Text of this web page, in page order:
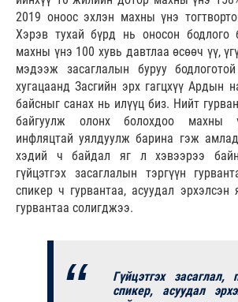
2019 оноос эхлэн махны үнэ
Хэрэв тухай бүрд нь оносон бодлого
махны үнэ 100 хувь давтлаа өсөөч үү,
мэдээж засаглалын буруу
хугацаанд Засгийн эрх гагцхүү Ардын
байсныг санах нь илүүц биз. Нийт
байгуулж олонх болохдоо махны
инфляцтай уялдуулж барина гэж
хэдий ч байдал яг л хэвээрээ
гүйцэтгэх засаглалын тэргүүн
спикер ч гурвантаа, асуудал
гурвантаа солигджээ.
Гүйцэтгэх засаглал,
спикер, асуудал